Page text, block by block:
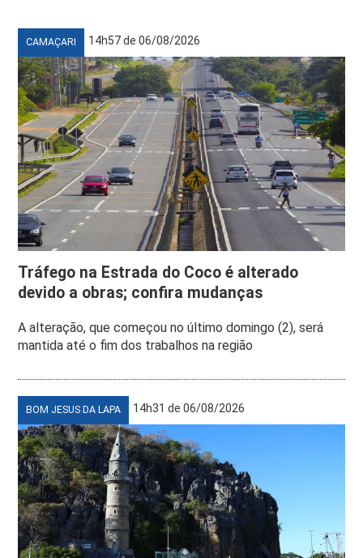
CAMAÇARI 14h57 de 06/08/2026
Tráfego na Estrada do Coco é alterado
devido a obras; confira mudanças
A alteração, que começou no último domingo (2), será
mantida até o fim dos trabalhos na região
BOM JESUS DA LAPA 14h31 de 06/08/2026